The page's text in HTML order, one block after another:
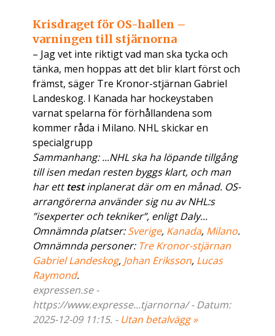
Krisdraget för OS-hallen –
varningen till stjärnorna
– Jag vet inte riktigt vad man ska tycka och
tänka, men hoppas att det blir klart först och
främst, säger Tre Kronor-stjärnan Gabriel
Landeskog. I Kanada har hockeystaben
varnat spelarna för förhållandena som
kommer råda i Milano. NHL skickar en
specialgrupp
Sammanhang: ...NHL ska ha löpande tillgång
till isen medan resten byggs klart, och man
har etttestinplanerat där om en månad. OS-
arrangörerna använder sig nu av NHL:s
”isexperter och tekniker”, enligt Daly...
Omnämnda platser:Sverige, Kanada, Milano.
Omnämnda personer: Tre Kronor-stjärnan
Gabriel Landeskog, Johan Eriksson, Lucas
Raymond.
expressen.se -
https://www.expresse...tjarnorna/ - Datum:
2025-12-09 11:15. - Utan betalvägg »